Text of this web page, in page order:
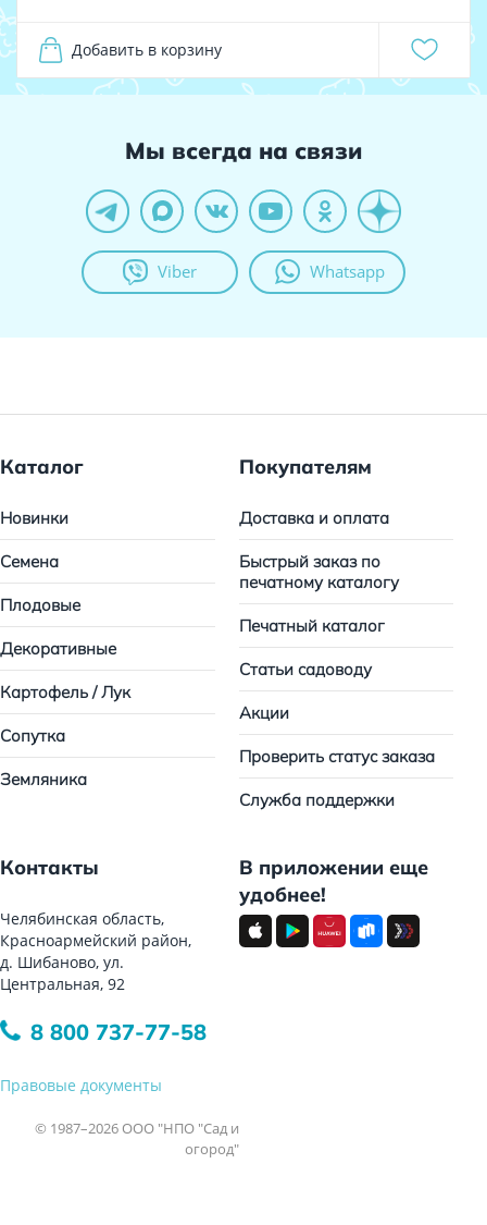
Добавить в корзину
Мы всегда на связи
Viber Whatsapp
Каталог
Новинки
Семена
Плодовые
Декоративные
Картофель / Лук
Сопутка
Земляника
Покупателям
Доставка и оплата
Быстрый заказ по
печатному каталогу
Печатный каталог
Статьи садоводу
Акции
Проверить статус заказа
Служба поддержки
Контакты
Челябинская область,
Красноармейский район,
д. Шибаново, ул.
Центральная, 92
8 800 737-77-58
Правовые документы
© 1987–2026 ООО "НПО "Сад и
огород"
В приложении еще
удобнее!